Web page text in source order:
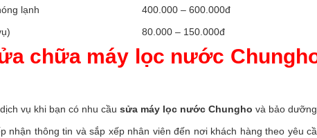
lạnh
400.000 – 600.000đ
80.000 – 150.000đ
chữa máy lọc nước
vụ khi bạn có nhu cầu sửa máy lọc nước Chungho và bảo
nhận thông tin và sắp xếp nhân viên đến nơi khách hàng theo yêu